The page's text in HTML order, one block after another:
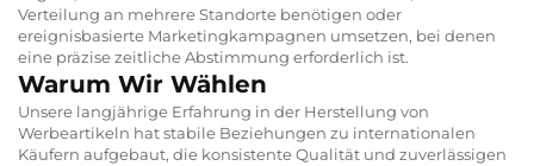
Verteilung an mehrere Standorte benötigen oder
ereignisbasierte Marketingkampagnen umsetzen, bei denen
eine präzise zeitliche Abstimmung erforderlich ist.
Warum Wir Wählen
Unsere langjährige Erfahrung in der Herstellung von
Werbeartikeln hat stabile Beziehungen zu internationalen
Käufern aufgebaut, die konsistente Qualität und zuverlässigen